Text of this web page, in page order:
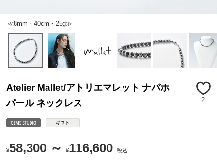
≪8mm・40cm・25g≫
Atelier Mallet/アトリエマレット ナバホ
パール ネックレス
2
¥58,300 ～¥116,600 税込